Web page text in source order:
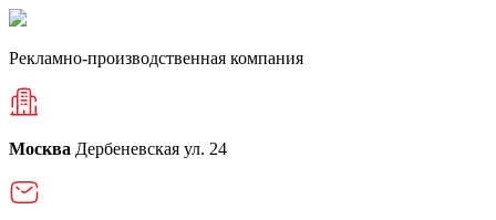
Рекламно-производственная компания
Москва Дербеневская ул. 24